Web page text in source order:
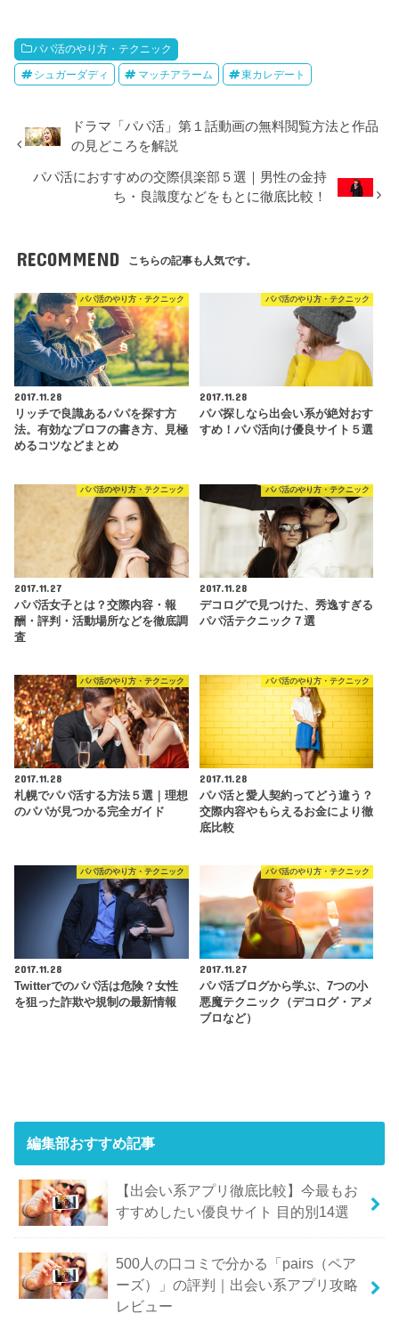
パパ活のやり方・テクニック
シュガーダディ マッチアラーム 東カレデート
ドラマ「パパ活」第１話動画の無料閲覧方法と作品
の見どころを解説
パパ活におすすめの交際倶楽部５選｜男性の金持
ち・良識度などをもとに徹底比較！
RECOMMEND こちらの記事も人気です。
パパ活のやり方・テクニック
2017.11.28
リッチで良識あるパパを探す方
法。有効なプロフの書き方、見極
めるコツなどまとめ
パパ活のやり方・テクニック
2017.11.28
パパ探しなら出会い系が絶対おす
すめ！パパ活向け優良サイト５選
パパ活のやり方・テクニック
2017.11.27
パパ活女子とは？交際内容・報
酬・評判・活動場所などを徹底調
査
パパ活のやり方・テクニック
2017.11.28
デコログで見つけた、秀逸すぎる
パパ活テクニック７選
パパ活のやり方・テクニック
2017.11.28
札幌でパパ活する方法５選｜理想
のパパが見つかる完全ガイド
パパ活のやり方・テクニック
2017.11.28
パパ活と愛人契約ってどう違う？
交際内容やもらえるお金により徹
底比較
パパ活のやり方・テクニック
2017.11.28
Twitterでのパパ活は危険？女性
を狙った詐欺や規制の最新情報
パパ活のやり方・テクニック
2017.11.27
パパ活ブログから学ぶ、7つの小
悪魔テクニック（デコログ・アメ
ブロなど）
編集部おすすめ記事
【出会い系アプリ徹底比較】今最もお
すすめしたい優良サイト 目的別14選
500人の口コミで分かる「pairs（ペア
ーズ）」の評判｜出会い系アプリ攻略
レビュー